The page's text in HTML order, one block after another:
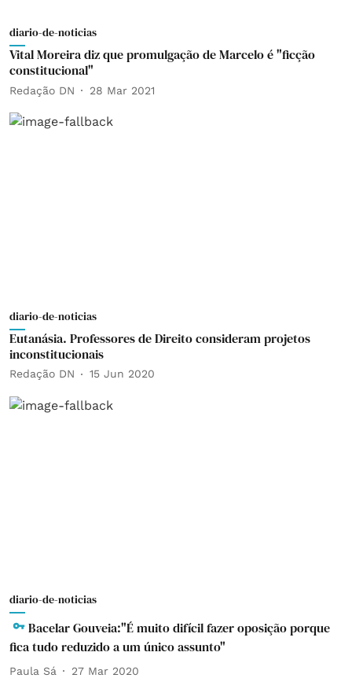
diario-de-noticias
Vital Moreira diz que promulgação de Marcelo é "ficção
constitucional"
Redação DN 28 Mar 2021
diario-de-noticias
Eutanásia. Professores de Direito consideram projetos
inconstitucionais
Redação DN 15 Jun 2020
diario-de-noticias
Bacelar Gouveia:"É muito difícil fazer oposição porque
fica tudo reduzido a um único assunto"
Paula Sá 27 Mar 2020